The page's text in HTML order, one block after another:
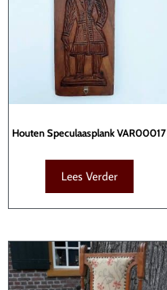
Houten Speculaasplank VAR00017
Lees Verder